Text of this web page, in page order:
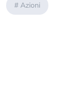
# Azioni